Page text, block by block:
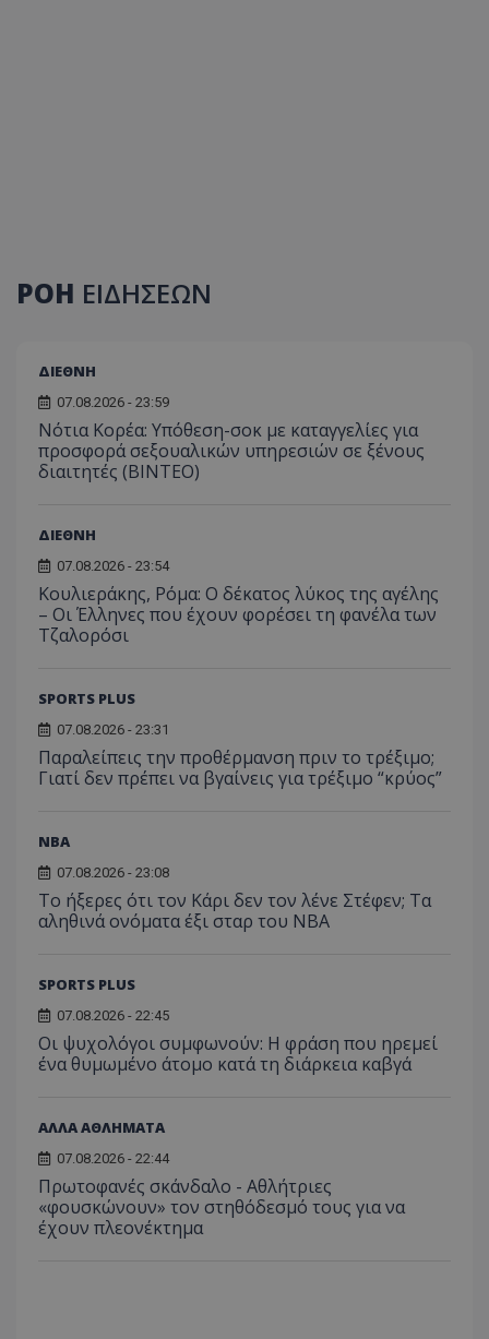
ΡΟΗ ΕΙΔΗΣΕΩΝ
ΔΙΕΘΝΗ
07.08.2026 - 23:59
Νότια Κορέα: Υπόθεση-σοκ με καταγγελίες για
προσφορά σεξουαλικών υπηρεσιών σε ξένους
διαιτητές (BINTEO)
ΔΙΕΘΝΗ
07.08.2026 - 23:54
Κουλιεράκης, Ρόμα: Ο δέκατος λύκος της αγέλης
– Οι Έλληνες που έχουν φορέσει τη φανέλα των
Τζαλορόσι
SPORTS PLUS
07.08.2026 - 23:31
Παραλείπεις την προθέρμανση πριν το τρέξιμο;
Γιατί δεν πρέπει να βγαίνεις για τρέξιμο “κρύος”
NBA
07.08.2026 - 23:08
Το ήξερες ότι τον Κάρι δεν τον λένε Στέφεν; Τα
αληθινά ονόματα έξι σταρ του NBA
SPORTS PLUS
07.08.2026 - 22:45
Οι ψυχολόγοι συμφωνούν: Η φράση που ηρεμεί
ένα θυμωμένο άτομο κατά τη διάρκεια καβγά
ΑΛΛΑ ΑΘΛΗΜΑΤΑ
07.08.2026 - 22:44
Πρωτοφανές σκάνδαλο - Aθλήτριες
«φουσκώνουν» τον στηθόδεσμό τους για να
έχουν πλεονέκτημα